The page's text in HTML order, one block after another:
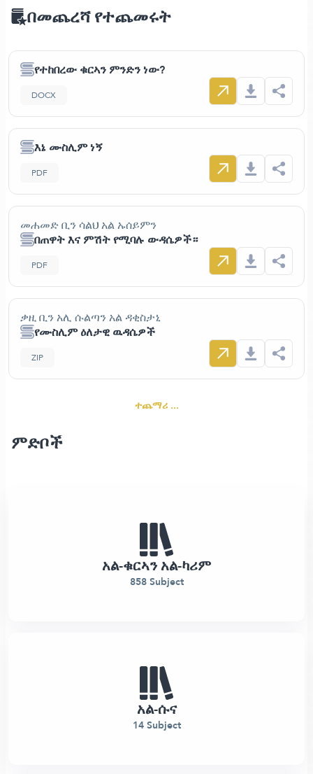
በመጨረሻ የተጨመሩት
የተከበረው ቁርኣን ምንድን ነው?
DOCX
እኔ ሙስሊም ነኝ
PDF
መሐመድ ቢን ሳልህ አል ኡሰይምን
በጠዋት እና ምሽት የሚባሉ ውዳሴዎች።
PDF
ቃዚ ቢን አሊ ሱልጣን አል ዳቂስታኒ
የሙስሊም ዕለታዊ ዉዳሴዎች
ZIP
ተጨማሪ ...
ምድቦች
አል-ቁርኣን አል-ካሪም
858 Subject
አል-ሱና
14 Subject